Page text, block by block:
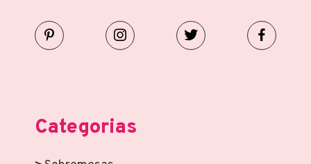
Categorias